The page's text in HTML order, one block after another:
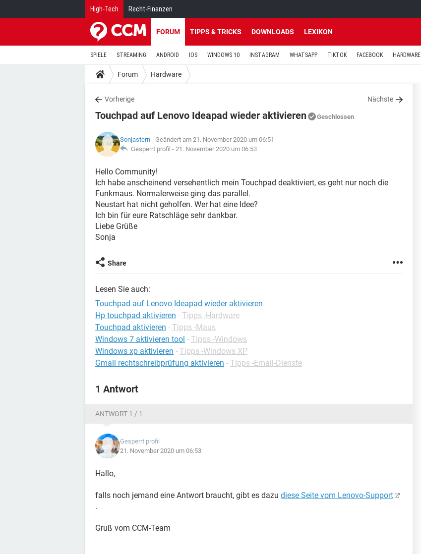
High-Tech Recht-Finanzen
FORUM TIPPS & TRICKS DOWNLOADS LEXIKON
SPIELE STREAMING ANDROID IOS WINDOWS 10 INSTAGRAM WHATSAPP TIKTOK FACEBOOK HARDWARE
Forum Hardware
Vorherige Nächste
Touchpad auf Lenovo Ideapad wieder aktivieren Geschlossen
Sonjastern - Geändert am 21. November 2020 um 06:51
Gesperrt profil - 21. November 2020 um 06:53
Hello Community!
Ich habe anscheinend versehentlich mein Touchpad deaktiviert, es geht nur noch die
Funkmaus. Normalerweise ging das parallel.
Neustart hat nicht geholfen. Wer hat eine Idee?
Ich bin für eure Ratschläge sehr dankbar.
Liebe Grüße
Sonja
Share
Lesen Sie auch:
Touchpad auf Lenovo Ideapad wieder aktivieren
Hp touchpad aktivieren - Tipps -Hardware
Touchpad aktivieren - Tipps -Maus
Windows 7 aktivieren tool - Tipps -Windows
Windows xp aktivieren - Tipps -Windows XP
Gmail rechtschreibprüfung aktivieren - Tipps -Email-Dienste
1 Antwort
ANTWORT 1 / 1
Gesperrt profil
21. November 2020 um 06:53
Hallo,
falls noch jemand eine Antwort braucht, gibt es dazu diese Seite vom Lenovo-Support
.
Gruß vom CCM-Team